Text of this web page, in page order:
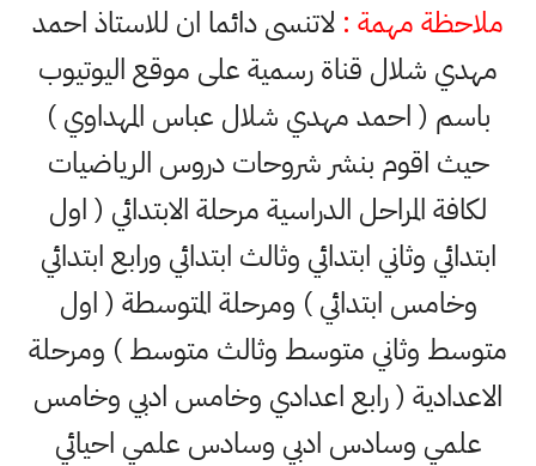
ملاحظة مهمة : لاتنسى دائما ان للاستاذ احمد
مهدي شلال قناة رسمية على موقع اليوتيوب
باسم ( احمد مهدي شلال عباس المهداوي )
حيث اقوم بنشر شروحات دروس الرياضيات
لكافة المراحل الدراسية مرحلة الابتدائي ( اول
ابتدائي وثاني ابتدائي وثالث ابتدائي ورابع ابتدائي
وخامس ابتدائي ) ومرحلة المتوسطة ( اول
متوسط وثاني متوسط وثالث متوسط ) ومرحلة
الاعدادية ( رابع اعدادي وخامس ادبي وخامس
علمي وسادس ادبي وسادس علمي احيائي